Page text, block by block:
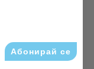
И ЯН"75.01лв.